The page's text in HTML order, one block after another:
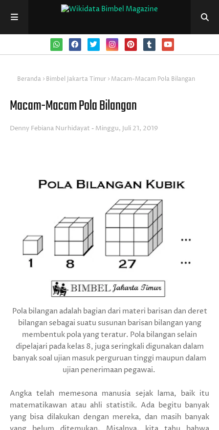
Beranda Bimbel Jakarta Timur Macam-Macam Pola Bilangan
Macam-Macam Pola Bilangan
Denny Febiana Nurhidayat Minggu, Juli 21, 2019
Pola bilangan adalah bagian dari materi barisan dan deret
bilangan sebagai suatu susunan barisan bilangan yang
membentuk pola yang teratur. Pola bilangan selain
dipelajari pada kelas 8, juga seringkali digunakan dalam
banyak soal ujian masuk perguruan tinggi maupun dalam
ujian penerimaan pegawai.
Angka telah memesona manusia sejak lama, baik itu
matematikawan atau ahli statistik. Ada begitu banyak
yang bisa dilakukan dengan mereka, dan masih banyak